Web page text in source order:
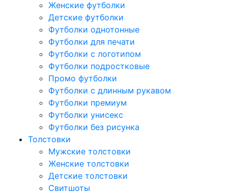
Женские футболки
Детские футболки
Футболки однотонные
Футболки для печати
Футболки с логотипом
Футболки подростковые
Промо футболки
Футболки с длинным рукавом
Футболки премиум
Футболки унисекс
Футболки без рисунка
Толстовки
Мужские толстовки
Женские толстовки
Детские толстовки
Свитшоты